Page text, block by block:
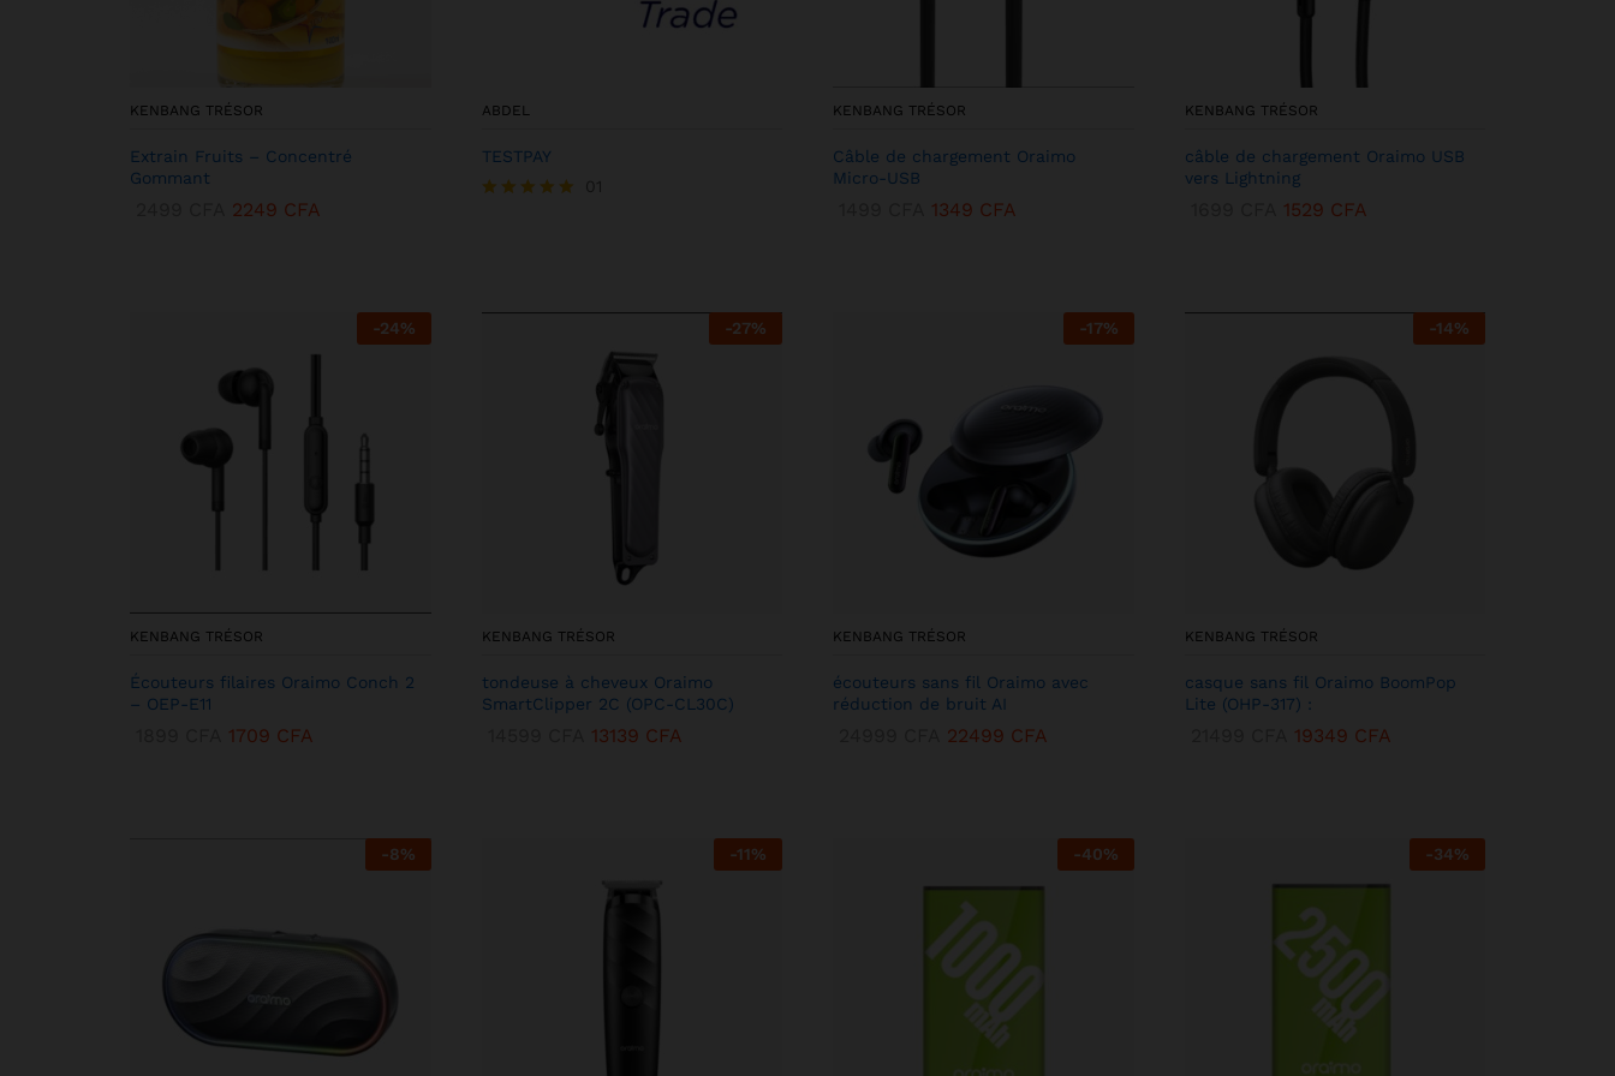
KENBANG TRÉSOR
Extrain Fruits – Concentré
Gommant
2249 CFA
ABDEL
TESTPAY
KENBANG TRÉSOR
Câble de chargement Oraimo
Micro-USB
1349 CFA
KENBANG TRÉSOR
câble de chargement Oraimo USB
vers Lightning
1529 CFA
-24%
KENBANG TRÉSOR
Écouteurs filaires Oraimo Conch 2
– OEP-E11
1709 CFA
-27%
KENBANG TRÉSOR
tondeuse à cheveux Oraimo
SmartClipper 2C (OPC-CL30C)
13139 CFA
-17%
KENBANG TRÉSOR
écouteurs sans fil Oraimo avec
réduction de bruit AI
22499 CFA
-14%
KENBANG TRÉSOR
casque sans fil Oraimo BoomPop
Lite (OHP-317) :
19349 CFA
-8% -11% -40% -34%